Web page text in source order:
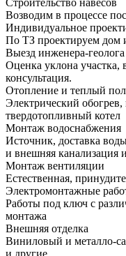
Возводим в процессе
Индивидуальное
По ТЗ проектируем
Выезд инженера-геолога
Оценка уклона участка,
консультация.
Отопление и теплый пол
Электрический обогрев,
твердотопливный котел
Монтаж водоснабжения
Источник, доставка
и внешняя канализация
Монтаж вентиляции
Естественная,
Электромонтажные
Работы под ключ с
монтажа
Внешняя отделка
Виниловый и металло-
и другие